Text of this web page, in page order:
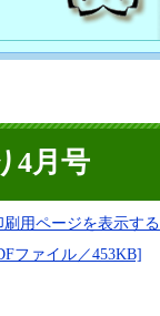
4月号
刷用ページを表示する
ファイル／453KB]